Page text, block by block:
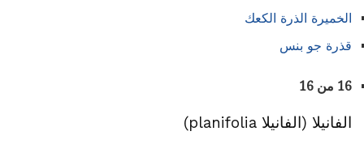
الخميرة الذرة الكعك
قذرة جو بنس
16 من 16
الفانيلا (الفانيلا planifolia)